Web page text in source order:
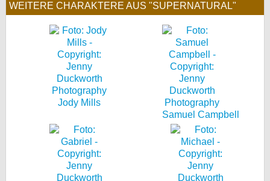
WEITERE CHARAKTERE AUS "SUPERNATURAL"
Jody Mills
Samuel Campbell